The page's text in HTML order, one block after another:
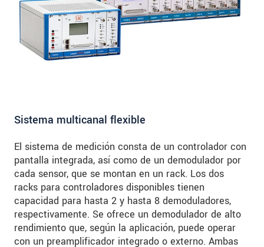
Sistema multicanal flexible
El sistema de medición consta de un controlador con
pantalla integrada, así como de un demodulador por
cada sensor, que se montan en un rack. Los dos
racks para controladores disponibles tienen
capacidad para hasta 2 y hasta 8 demoduladores,
respectivamente. Se ofrece un demodulador de alto
rendimiento que, según la aplicación, puede operar
con un preamplificador integrado o externo. Ambas